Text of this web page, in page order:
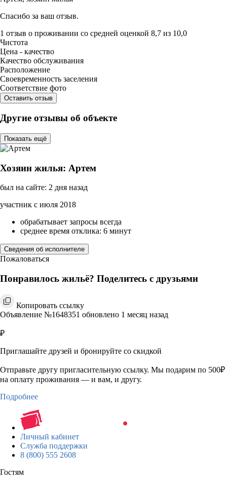
Спасибо за ваш отзыв.
1 отзыв о проживании со средней оценкой 8,7 из 10,0
Чистота
Цена - качество
Качество обслуживания
Расположение
Своевременность заселения
Соответствие фото
Оставить отзыв
Другие отзывы об объекте
Показать ещё
Хозяин жилья: Артем
был на сайте: 2 дня назад
участник с июля 2018
обрабатывает запросы всегда
среднее время отклика: 6 минут
Сведения об исполнителе
Пожаловаться
Понравилось жильё? Поделитесь с друзьями
Копировать ссылку
Объявление №1648351 обновлено 1 месяц назад
₽
Приглашайте друзей и бронируйте со скидкой
Отправьте другу пригласительную ссылку. Мы подарим по 500₽
на оплату проживания — и вам, и другу.
Подробнее
Личный кабинет
Служба поддержки
8 (800) 555 2608
Гостям